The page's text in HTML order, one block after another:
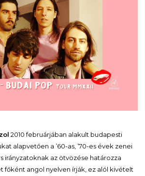
2010 februárjában alakult budapesti
alapvetően a ’60-as, ’70-es évek zenei
irányzatoknak az ötvözése határozza
főként angol nyelven írják, ez alól kivételt